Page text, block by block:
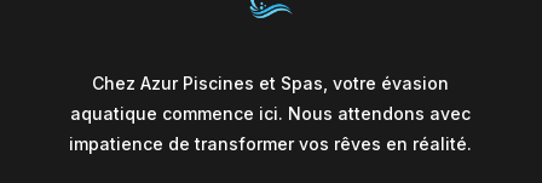
Chez Azur Piscines et Spas, votre évasion
aquatique commence ici. Nous attendons avec
impatience de transformer vos rêves en réalité.